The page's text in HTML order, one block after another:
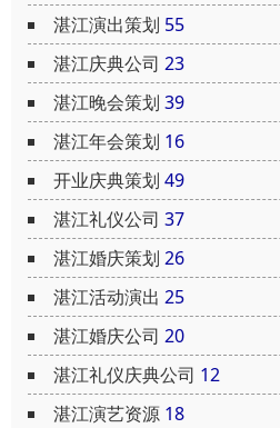
湛江演出策划 55
湛江庆典公司 23
湛江晚会策划 39
湛江年会策划 16
开业庆典策划 49
湛江礼仪公司 37
湛江婚庆策划 26
湛江活动演出 25
湛江婚庆公司 20
湛江礼仪庆典公司 12
湛江演艺资源 18